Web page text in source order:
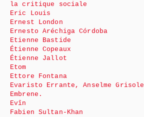
la critique sociale
Eric Louis
Ernest London
Ernesto Aréchiga Córdoba
Etienne Bastide
Étienne Copeaux
Étienne Jallot
Etom
Ettore Fontana
Evaristo Errante, Anselme
Embrene.
Evîn
Fabien Sultan-Khan